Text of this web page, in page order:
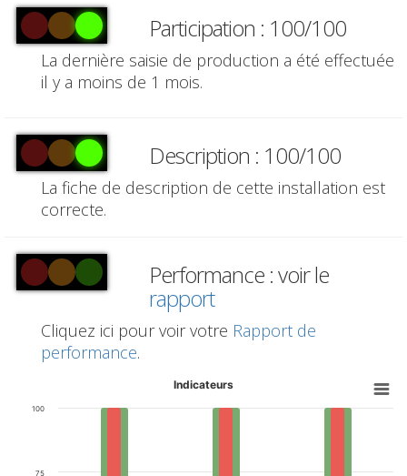
Participation : 100/100
La dernière saisie de production a été effectuée
il y a moins de 1 mois.
Description : 100/100
La fiche de description de cette installation est
correcte.
Performance : voir le
rapport
Cliquez ici pour voir votre Rapport de
performance.
Indicateurs
75
100